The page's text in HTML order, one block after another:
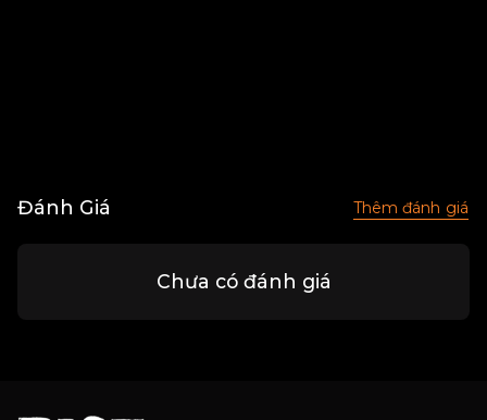
Đánh Giá Thêm đánh giá
Chưa có đánh giá